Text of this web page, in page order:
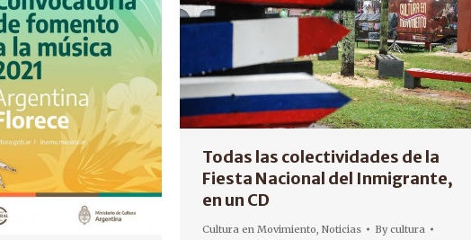
Todas las colectividades de la
Fiesta Nacional del Inmigrante,
en un CD
Cultura en Movimiento, Noticias Bycultura